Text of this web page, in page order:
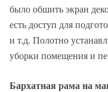
было обшить экран
есть доступ для
и т.д. Полотно
уборки помещения и
Бархатная рама на